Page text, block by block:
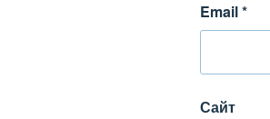
Email*
Сайт